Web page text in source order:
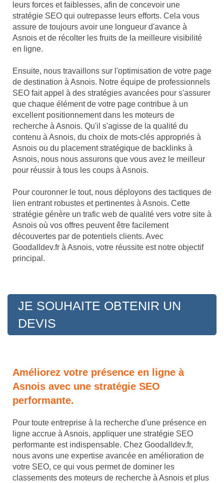
leurs forces et faiblesses, afin de concevoir une
stratégie SEO qui outrepasse leurs efforts. Cela vous
assure de toujours avoir une longueur d'avance à
Asnois et de récolter les fruits de la meilleure visibilité
en ligne.
Ensuite, nous travaillons sur l'optimisation de votre page
de destination à Asnois. Notre équipe de professionnels
SEO fait appel à des stratégies avancées pour s'assurer
que chaque élément de votre page contribue à un
excellent positionnement dans les moteurs de
recherche à Asnois. Qu'il s'agisse de la qualité du
contenu à Asnois, du choix de mots-clés appropriés à
Asnois ou du placement stratégique de backlinks à
Asnois, nous nous assurons que vous avez le meilleur
pour réussir à tous les coups à Asnois.
Pour couronner le tout, nous déployons des tactiques de
lien entrant robustes et pertinentes à Asnois. Cette
stratégie génère un trafic web de qualité vers votre site à
Asnois où vos offres peuvent être facilement
découvertes par de potentiels clients. Avec
Goodalldev.fr à Asnois, votre réussite est notre objectif
principal.
JE SOUHAITE OBTENIR UN
DEVIS
Améliorez votre présence en ligne à
Asnois avec une stratégie SEO
performante.
Pour toute entreprise à la recherche d'une présence en
ligne accrue à Asnois, appliquer une stratégie SEO
performante est indispensable. Chez Goodalldev.fr,
nous avons une expertise avancée en amélioration de
votre SEO, ce qui vous permet de dominer les
classements des moteurs de recherche à Asnois et plus